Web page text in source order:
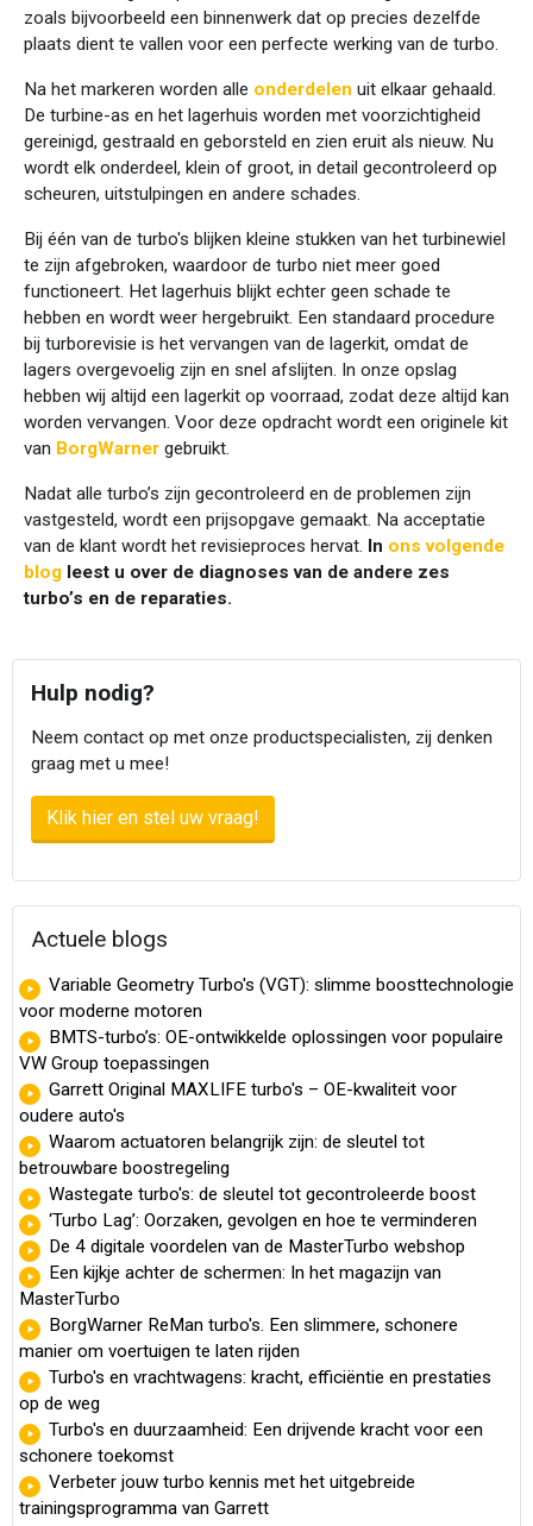
zoals bijvoorbeeld een binnenwerk dat op precies dezelfde
plaats dient te vallen voor een perfecte werking van de turbo.
Na het markeren worden alle onderdelen uit elkaar gehaald.
De turbine-as en het lagerhuis worden met voorzichtigheid
gereinigd, gestraald en geborsteld en zien eruit als nieuw. Nu
wordt elk onderdeel, klein of groot, in detail gecontroleerd op
scheuren, uitstulpingen en andere schades.
Bij één van de turbo's blijken kleine stukken van het turbinewiel
te zijn afgebroken, waardoor de turbo niet meer goed
functioneert. Het lagerhuis blijkt echter geen schade te
hebben en wordt weer hergebruikt. Een standaard procedure
bij turborevisie is het vervangen van de lagerkit, omdat de
lagers overgevoelig zijn en snel afslijten. In onze opslag
hebben wij altijd een lagerkit op voorraad, zodat deze altijd kan
worden vervangen. Voor deze opdracht wordt een originele kit
van BorgWarner gebruikt.
Nadat alle turbo’s zijn gecontroleerd en de problemen zijn
vastgesteld, wordt een prijsopgave gemaakt. Na acceptatie
van de klant wordt het revisieproces hervat. In ons volgende
blog leest u over de diagnoses van de andere zes
turbo’s en de reparaties.
Hulp nodig?
Neem contact op met onze productspecialisten, zij denken
graag met u mee!
Klik hier en stel uw vraag!
Actuele blogs
Variable Geometry Turbo's (VGT): slimme boosttechnologie
voor moderne motoren
BMTS-turbo’s: OE-ontwikkelde oplossingen voor populaire
VW Group toepassingen
Garrett Original MAXLIFE turbo's – OE-kwaliteit voor
oudere auto's
Waarom actuatoren belangrijk zijn: de sleutel tot
betrouwbare boostregeling
Wastegate turbo's: de sleutel tot gecontroleerde boost
‘Turbo Lag’: Oorzaken, gevolgen en hoe te verminderen
De 4 digitale voordelen van de MasterTurbo webshop
Een kijkje achter de schermen: In het magazijn van
MasterTurbo
BorgWarner ReMan turbo's. Een slimmere, schonere
manier om voertuigen te laten rijden
Turbo's en vrachtwagens: kracht, efficiëntie en prestaties
op de weg
Turbo's en duurzaamheid: Een drijvende kracht voor een
schonere toekomst
Verbeter jouw turbo kennis met het uitgebreide
trainingsprogramma van Garrett